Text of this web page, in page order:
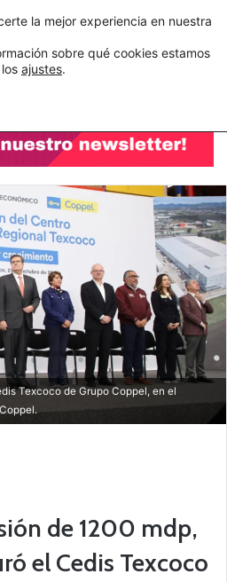
C&A México completa la implementación de su WMS en la nube
Texcoco de Grupo Coppel, en el
de 1200 mdp,
el Cedis Texcoco
la mejor experiencia en nuestra
sobre qué cookies estamos
ajustes.